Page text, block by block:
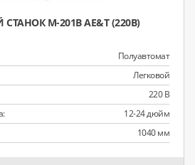
M-201B AE&T (220В)
Полуавтомат
Легковой
220 В
12-24 дюйм
1040 мм